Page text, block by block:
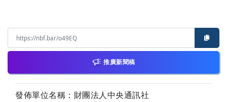
推廣新聞稿
發佈單位名稱：財團法人中央通訊社